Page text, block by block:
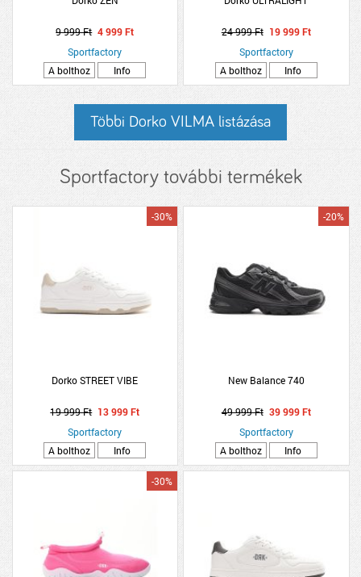
9 999 Ft 4 999 Ft
Sportfactory
A bolthoz
Info
24 999 Ft 19 999 Ft
Sportfactory
A bolthoz
Info
Többi Dorko VILMA listázása
Sportfactory további termékek
Dorko STREET VIBE
-30%
19 999 Ft 13 999 Ft
Sportfactory
A bolthoz
Info
New Balance 740
-20%
49 999 Ft 39 999 Ft
Sportfactory
A bolthoz
Info
-30%